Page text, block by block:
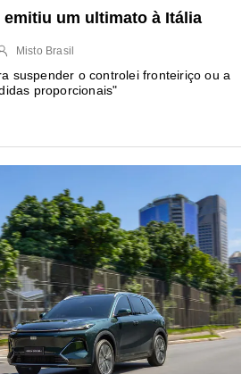
um ultimato à Itália
Misto Brasil
suspender o controlei fronteiriço ou a
proporcionais"